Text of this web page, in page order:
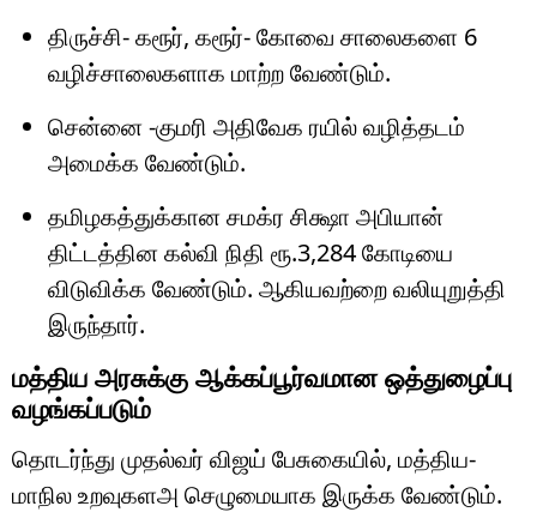
திருச்சி- கரூர், கரூர்- கோவை சாலைகளை 6
வழிச்சாலைகளாக மாற்ற வேண்டும்.
சென்னை -குமரி அதிவேக ரயில் வழித்தடம்
அமைக்க வேண்டும்.
தமிழகத்துக்கான சமக்ர சிக்ஷா அபியான்
திட்டத்தின கல்வி நிதி ரூ.3,284 கோடியை
விடுவிக்க வேண்டும். ஆகியவற்றை வலியுறுத்தி
இருந்தார்.
மத்திய அரசுக்கு ஆக்கப்பூர்வமான ஒத்துழைப்பு
வழங்கப்படும்
தொடர்ந்து முதல்வர் விஜய் பேசுகையில், மத்திய-
மாநில உறவுகளஅ செழுமையாக இருக்க வேண்டும்.